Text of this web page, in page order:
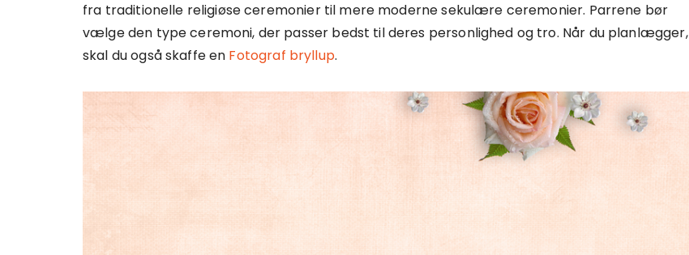
fra traditionelle religiøse ceremonier til mere moderne sekulære ceremonier. Parrene bør
vælge den type ceremoni, der passer bedst til deres personlighed og tro. Når du planlægger,
skal du også skaffe en Fotograf bryllup.